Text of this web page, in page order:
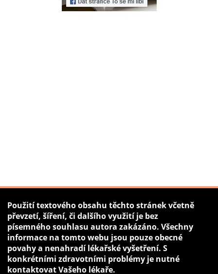
Použití textového obsahu těchto stránek včetně
převzetí, šíření, či dalšího využití je bez
písemného souhlasu autora zakázáno. Všechny
informace na tomto webu jsou pouze obecné
povahy a nenahradí lékařské vyšetření. S
konkrétními zdravotními problémy je nutné
kontaktovat Vašeho lékaře.